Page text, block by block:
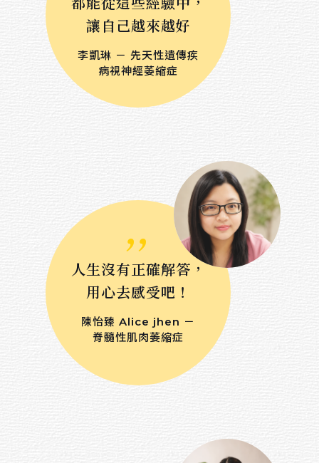
粉蠟筆
綜合媒材
天然乾燥花卉
數位媒材
Sort by price
$ 3,000 － $ 10,000
$ 10,000 － $ 20,000
讓自己越來越好
李凱琳 － 先天性遺傳疾
病視神經萎縮症
,,
人生沒有正確解答，
用心去感受吧！
陳怡臻 Alice jhen －
脊髓性肌肉萎縮症